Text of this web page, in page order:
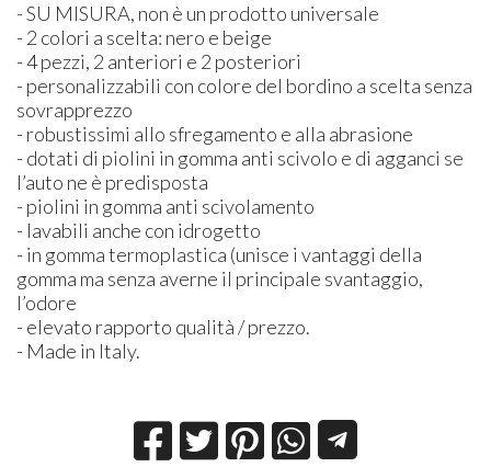
- SU MISURA, non è un prodotto universale
- 2 colori a scelta: nero e beige
- 4 pezzi, 2 anteriori e 2 posteriori
- personalizzabili con colore del bordino a scelta senza
sovrapprezzo
- robustissimi allo sfregamento e alla abrasione
- dotati di piolini in gomma anti scivolo e di agganci se
l’auto ne è predisposta
- piolini in gomma anti scivolamento
- lavabili anche con idrogetto
- in gomma termoplastica (unisce i vantaggi della
gomma ma senza averne il principale svantaggio,
l’odore
- elevato rapporto qualità / prezzo.
- Made in Italy.